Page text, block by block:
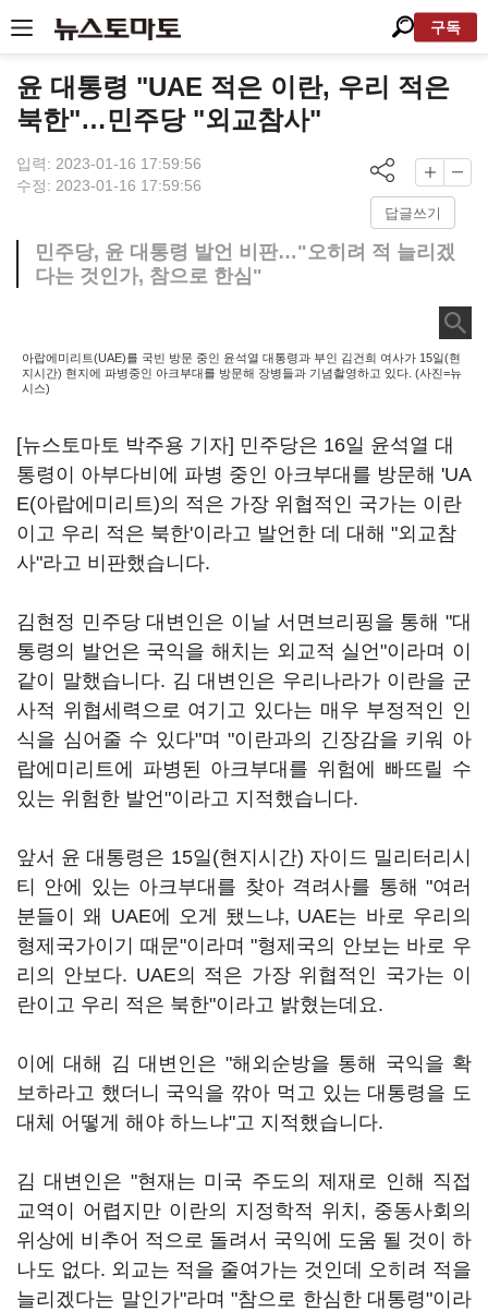
구독
윤 대통령 "UAE 적은 이란, 우리 적은
북한"…민주당 "외교참사"
입력: 2023-01-16 17:59:56
수정: 2023-01-16 17:59:56
답글쓰기
민주당, 윤 대통령 발언 비판…"오히려 적 늘리겠
다는 것인가, 참으로 한심"
아랍에미리트(UAE)를 국빈 방문 중인 윤석열 대통령과 부인 김건희 여사가 15일(현
지시간) 현지에 파병중인 아크부대를 방문해 장병들과 기념촬영하고 있다. (사진=뉴
시스)
[뉴스토마토 박주용 기자] 민주당은 16일 윤석열 대
통령이 아부다비에 파병 중인 아크부대를 방문해 'UA
E(아랍에미리트)의 적은 가장 위협적인 국가는 이란
이고 우리 적은 북한'이라고 발언한 데 대해 "외교참
사"라고 비판했습니다.
김현정 민주당 대변인은 이날 서면브리핑을 통해 "대
통령의 발언은 국익을 해치는 외교적 실언"이라며 이
같이 말했습니다. 김 대변인은 우리나라가 이란을 군
사적 위협세력으로 여기고 있다는 매우 부정적인 인
식을 심어줄 수 있다"며 "이란과의 긴장감을 키워 아
랍에미리트에 파병된 아크부대를 위험에 빠뜨릴 수
있는 위험한 발언"이라고 지적했습니다.
앞서 윤 대통령은 15일(현지시간) 자이드 밀리터리시
티 안에 있는 아크부대를 찾아 격려사를 통해 "여러
분들이 왜 UAE에 오게 됐느냐, UAE는 바로 우리의
형제국가이기 때문"이라며 "형제국의 안보는 바로 우
리의 안보다. UAE의 적은 가장 위협적인 국가는 이
란이고 우리 적은 북한"이라고 밝혔는데요.
이에 대해 김 대변인은 "해외순방을 통해 국익을 확
보하라고 했더니 국익을 깎아 먹고 있는 대통령을 도
대체 어떻게 해야 하느냐"고 지적했습니다.
김 대변인은 "현재는 미국 주도의 제재로 인해 직접
교역이 어렵지만 이란의 지정학적 위치, 중동사회의
위상에 비추어 적으로 돌려서 국익에 도움 될 것이 하
나도 없다. 외교는 적을 줄여가는 것인데 오히려 적을
늘리겠다는 말인가"라며 "참으로 한심한 대통령"이라